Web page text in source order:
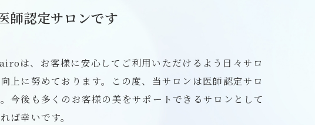
師認定サロンです
は、お客様に安心してご利用いただけるよう日々サロ
上に努めております。この度、当サロンは医師認定サロ
今後も多くのお客様の美をサポートできるサロンとして
ば幸いです。